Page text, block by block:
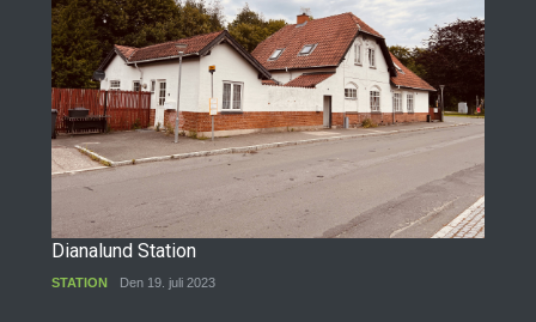
Dianalund Station
STATION Den 19. juli 2023